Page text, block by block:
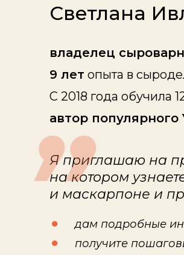
Светлана
владелец
9 лет опыта в
С 2018 года обучила
автор
Я приглашаю на
на котором
и маскарпоне и
дам подробные
получите